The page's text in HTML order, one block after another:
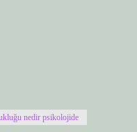
nedir psikolojide